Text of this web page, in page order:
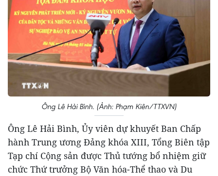
Ông Lê Hải Bình. (Ảnh: Phạm Kiên/TTXVN)
Ông Lê Hải Bình, Ủy viên dự khuyết Ban Chấp
hành Trung ương Đảng khóa XIII, Tổng Biên tập
Tạp chí Cộng sản được Thủ tướng bổ nhiệm giữ
chức Thứ trưởng Bộ Văn hóa-Thể thao và Du